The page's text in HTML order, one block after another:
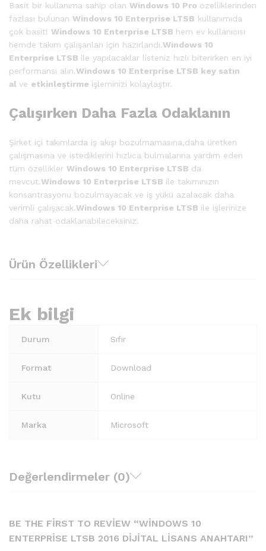
Basit bir kullanıma sahip olan Windows 10 Pro özelliklerinden
fazlası bulunan Windows 10 Enterprise LTSB kullanımıda
çok basit! Windows 10 Enterprise LTSB hem ev kullanıcısı
hemde takım çalışanları için hazırlandı.Windows 10
Enterprise LTSB ile yapılacaklar listeniz hızlı biterirken en iyi
performansı alın.Windows 10 Enterprise LTSB key satın
al ve etkinleştirme işleminizi kolaylaştır.
Çalışırken Daha Fazla Odaklanın
Şirket içi takımlarda iş akışı bozulmamasına,daha üretken
çalışmasına ve istediklerini hızlıca bulmalarına yardım eden
tüm özellikler Windows 10 Enterprise LTSB da
mevcut.Windows 10 Enterprise LTSB ile takımınızın
konsantrasyonu bozulmayacak ve iş yükü azalacak daha
verimli çalışacak.Windows 10 Enterprise LTSB ile işlerinize
daha rahat odaklanabileceksiniz.
Ürün Özellikleri
Ek bilgi
Durum Sıfır
Format Download
Kutu Online
Marka Microsoft
Değerlendirmeler (0)
BE THE FIRST TO REVIEW “WINDOWS 10
ENTERPRISE LTSB 2016 DIJITAL LISANS ANAHTARI”